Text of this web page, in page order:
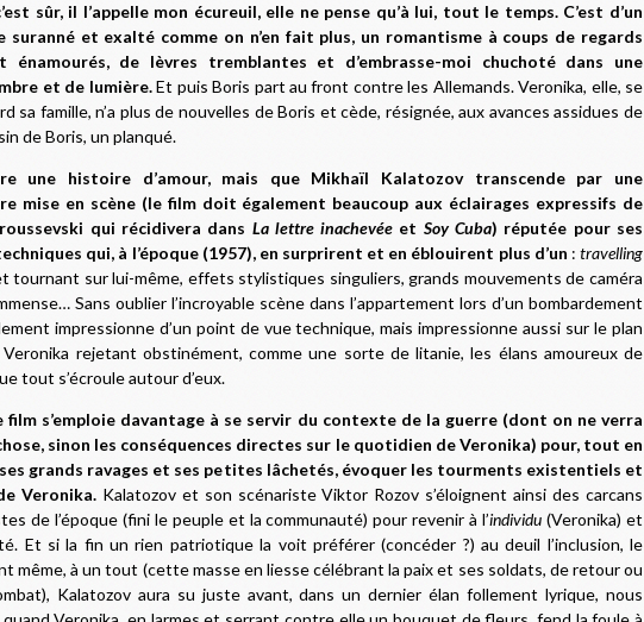
sûr, il l’appelle mon écureuil, elle ne pense qu’à lui, tout le temps. C’est d’un
suranné et exalté comme on n’en fait plus, un romantisme à coups de regards
énamourés, de lèvres tremblantes et d’embrasse-moi chuchoté dans une
et de lumière.Et puis Boris part au front contre les Allemands. Veronika, elle, se
sa famille, n’a plus de nouvelles de Boris et cède, résignée, aux avances assidues de
de Boris, un planqué.
une histoire d’amour, mais que Mikhaïl Kalatozov transcende par une
mise en scène (le film doit également beaucoup aux éclairages expressifs de
qui récidivera dans La lettre inachevée et Soy Cuba) réputée pour ses
qui, à l’époque (1957), en surprirent et en éblouirent plus d’un :travelling
tournant sur lui-même, effets stylistiques singuliers, grands mouvements de caméra
Sans oublier l’incroyable scène dans l’appartement lors d’un bombardement
impressionne d’un point de vue technique, mais impressionne aussi sur le plan
rejetant obstinément, comme une sorte de litanie, les élans amoureux de
tout s’écroule autour d’eux.
film s’emploie davantage à se servir du contexte de la guerre (dont on ne verra
sinon les conséquences directes sur le quotidien de Veronika) pour, tout en
grands ravages et ses petites lâchetés, évoquer les tourments existentiels et
Veronika.Kalatozov et son scénariste Viktor Rozov s’éloignent ainsi des carcans
de l’époque (fini le peuple et la communauté) pour revenir à l’individu (Veronika) et
Et si la fin un rien patriotique la voit préférer (concéder ?) au deuil l’inclusion, le
même, à un tout (cette masse en liesse célébrant la paix et ses soldats, de retour ou
Kalatozov aura su juste avant, dans un dernier élan follement lyrique, nous